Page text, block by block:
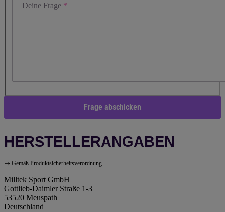
Deine Frage
Frage abschicken
HERSTELLERANGABEN
Gemäß Produktsicherheitsverordnung
Milltek Sport GmbH
Gottlieb-Daimler Straße 1-3
53520 Meuspath
Deutschland